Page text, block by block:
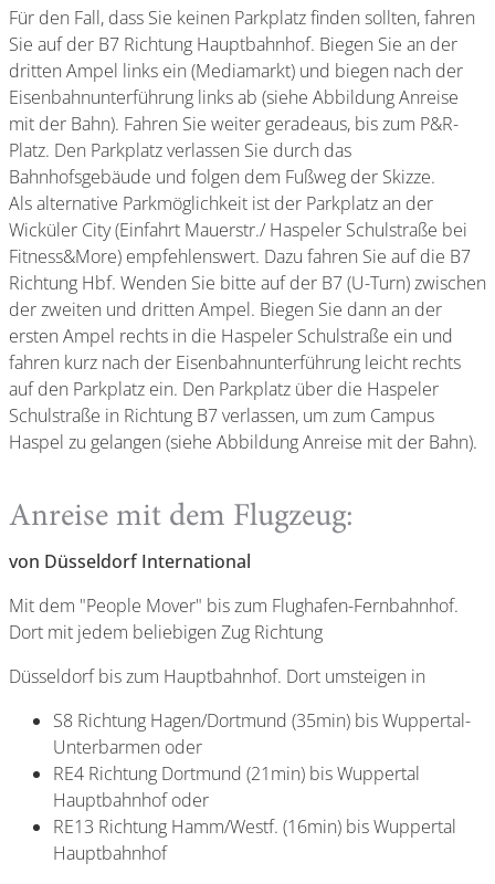
Für den Fall, dass Sie keinen Parkplatz finden sollten, fahren
Sie auf der B7 Richtung Hauptbahnhof. Biegen Sie an der
dritten Ampel links ein (Mediamarkt) und biegen nach der
Eisenbahnunterführung links ab (siehe Abbildung Anreise
mit der Bahn). Fahren Sie weiter geradeaus, bis zum P&R-
Platz. Den Parkplatz verlassen Sie durch das
Bahnhofsgebäude und folgen dem Fußweg der Skizze.
Als alternative Parkmöglichkeit ist der Parkplatz an der
Wicküler City (Einfahrt Mauerstr./ Haspeler Schulstraße bei
Fitness&More) empfehlenswert. Dazu fahren Sie auf die B7
Richtung Hbf. Wenden Sie bitte auf der B7 (U-Turn) zwischen
der zweiten und dritten Ampel. Biegen Sie dann an der
ersten Ampel rechts in die Haspeler Schulstraße ein und
fahren kurz nach der Eisenbahnunterführung leicht rechts
auf den Parkplatz ein. Den Parkplatz über die Haspeler
Schulstraße in Richtung B7 verlassen, um zum Campus
Haspel zu gelangen (siehe Abbildung Anreise mit der Bahn).
Anreise mit dem Flugzeug:
von Düsseldorf International
Mit dem "People Mover" bis zum Flughafen-Fernbahnhof.
Dort mit jedem beliebigen Zug Richtung
Düsseldorf bis zum Hauptbahnhof. Dort umsteigen in
S8 Richtung Hagen/Dortmund (35min) bis Wuppertal-
Unterbarmen oder
RE4 Richtung Dortmund (21min) bis Wuppertal
Hauptbahnhof oder
RE13 Richtung Hamm/Westf. (16min) bis Wuppertal
Hauptbahnhof